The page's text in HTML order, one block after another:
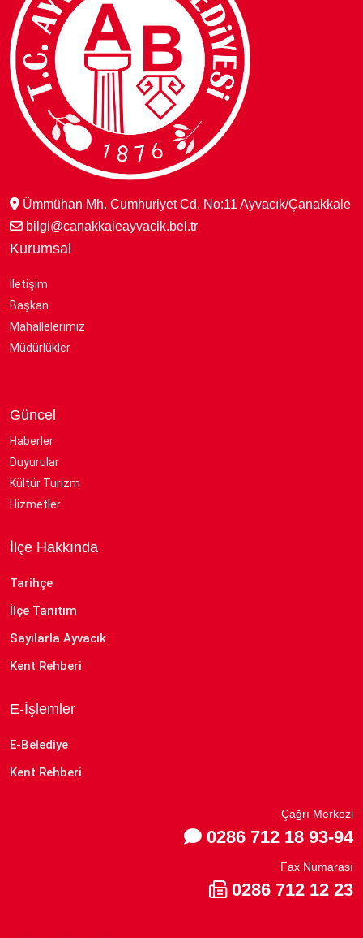
Ümmühan Mh. Cumhuriyet Cd. No:11 Ayvacık/Çanakkale
bilgi@canakkaleayvacik.bel.tr
Kurumsal
İletişim
Başkan
Mahallelerimiz
Müdürlükler
Güncel
Haberler
Duyurular
Kültür Turizm
Hizmetler
İlçe Hakkında
Tarihçe
İlçe Tanıtım
Sayılarla Ayvacık
Kent Rehberi
E-İşlemler
E-Belediye
Kent Rehberi
Çağrı Merkezi
0286 712 18 93-94
Fax Numarası
0286 712 12 23